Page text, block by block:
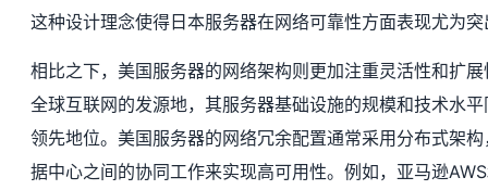
这种设计理念使得日本服务器在网络可靠性方面表现尤为突
相比之下，美国服务器的网络架构则更加注重灵活性和扩
全球互联网的发源地，其服务器基础设施的规模和技术水
领先地位。美国服务器的网络冗余配置通常采用分布式架
据中心之间的协同工作来实现高可用性。例如，亚马逊